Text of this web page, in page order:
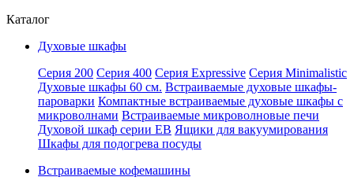
Каталог
Духовые шкафы
Серия 200 Серия 400 Серия Expressive Серия Minimalistic
Духовые шкафы 60 см. Встраиваемые духовые шкафы-
пароварки Компактные встраиваемые духовые шкафы с
микроволнами Встраиваемые микроволновые печи
Духовой шкаф серии EB Ящики для вакуумирования
Шкафы для подогрева посуды
Встраиваемые кофемашины